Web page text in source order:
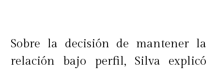
Sobre la decisión de mantener la
relación bajo perfil, Silva explicó